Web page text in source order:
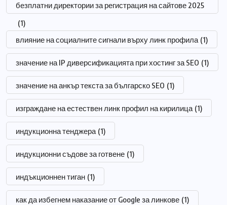
безплатни директории за регистрация на сайтове 2025
(1)
влияние на социалните сигнали върху линк профила (1)
значение на IP диверсификацията при хостинг за SEO (1)
значение на анкър текста за българско SEO (1)
изграждане на естествен линк профил на кирилица (1)
индукционна тенджера (1)
индукционни съдове за готвене (1)
индъкционнен тиган (1)
как да избегнем наказание от Google за линкове (1)